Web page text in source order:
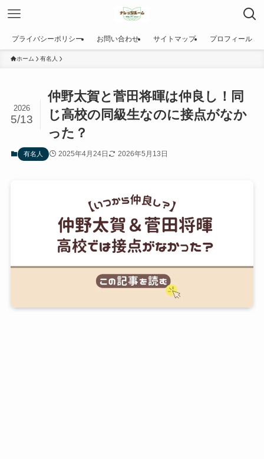
プライバシーポリシー お問い合わせ サイトマップ プロフィール
ホーム 有名人
仲野太賀と菅田将暉は仲良し！同
じ高校の同級生なのに接点がなか
った？
2026
5/13
有名人 2025年4月24日 2026年5月13日